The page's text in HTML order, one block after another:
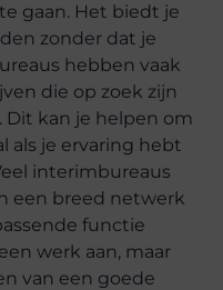
gaan. Het biedt je
zonder dat je
hebben vaak
die op zoek zijn
Dit kan je helpen om
als je ervaring hebt
interimbureaus
een breed netwerk
functie
werk aan, maar
van een goede